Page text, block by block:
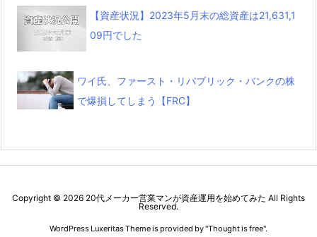
【資産状況】2023年5月末の総資産は21,631,1
09円でした
ワイ氏、ファースト・リパブリック・バンクの株
で爆損してしまう【FRC】
Copyright © 2026 20代メーカー営業マンが資産運用を始めてみた All Rights
Reserved.
WordPress Luxeritas Theme is provided by "Thought is free".